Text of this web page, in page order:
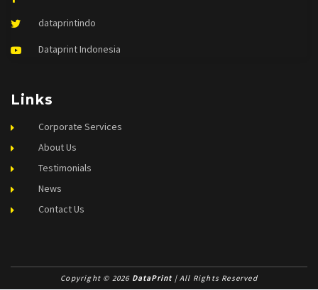
Links
Corporate Services
About Us
Testimonials
News
Contact Us
dataprintindo
Dataprint Indonesia
Copyright © 2026 DataPrint| All Rights Reserved